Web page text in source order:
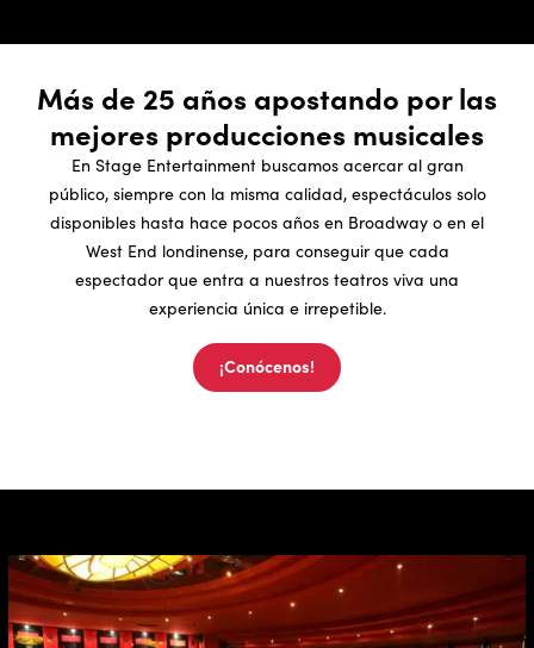
Más de 25 años apostando por las
mejores producciones musicales
En Stage Entertainment buscamos acercar al gran
público, siempre con la misma calidad, espectáculos solo
disponibles hasta hace pocos años en Broadway o en el
West End londinense, para conseguir que cada
espectador que entra a nuestros teatros viva una
experiencia única e irrepetible.
¡Conócenos!